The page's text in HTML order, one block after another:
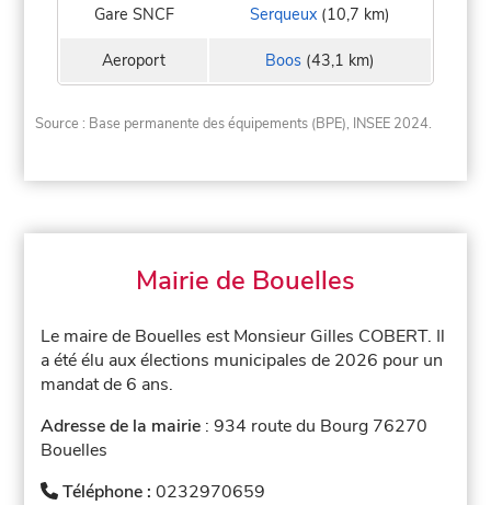
Gare SNCF Serqueux (10,7 km)
Aeroport Boos (43,1 km)
Source : Base permanente des équipements (BPE), INSEE 2024.
Mairie de Bouelles
Le maire de Bouelles est Monsieur Gilles COBERT. Il
a été élu aux élections municipales de 2026 pour un
mandat de 6 ans.
Adresse de la mairie : 934 route du Bourg 76270
Bouelles
Téléphone :0232970659